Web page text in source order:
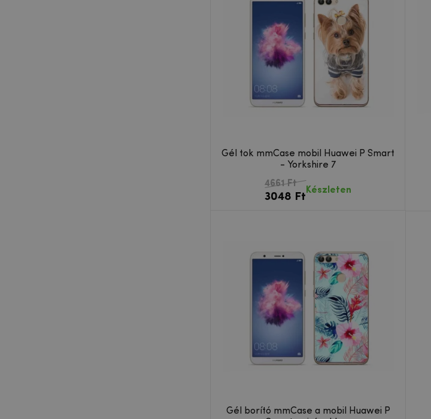
Gél tok mmCase mobil Huawei P Smart
- Yorkshire 7
4661 Ft
3048 Ft
Készleten
Gél borító mmCase a mobil Huawei P